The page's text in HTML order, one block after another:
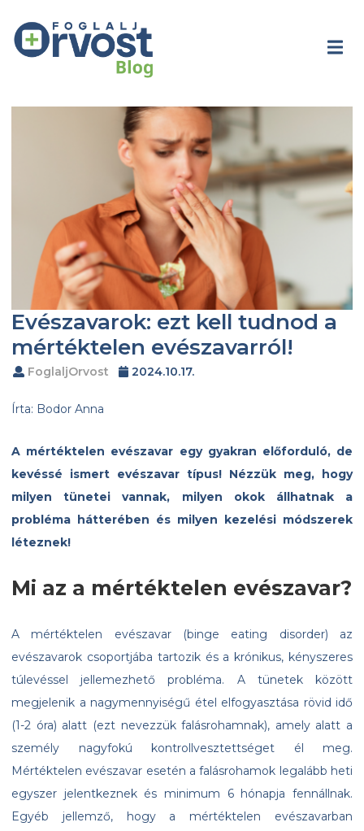
Evészavarok: ezt kell tudnod a
mértéktelen evészavarról!
FoglaljOrvost 2024.10.17.
Írta: Bodor Anna
A mértéktelen evészavar egy gyakran előforduló, de
kevéssé ismert evészavar típus! Nézzük meg, hogy
milyen tünetei vannak, milyen okok állhatnak a
probléma hátterében és milyen kezelési módszerek
léteznek!
Mi az a mértéktelen evészavar?
A mértéktelen evészavar (binge eating disorder) az
evészavarok csoportjába tartozik és a krónikus, kényszeres
túlevéssel jellemezhető probléma. A tünetek között
megjelenik a nagymennyiségű étel elfogyasztása rövid idő
(1-2 óra) alatt (ezt nevezzük falásrohamnak), amely alatt a
személy nagyfokú kontrollvesztettséget él meg.
Mértéktelen evészavar esetén a falásrohamok legalább heti
egyszer jelentkeznek és minimum 6 hónapja fennállnak.
Egyéb jellemző, hogy a mértéktelen evészavarban